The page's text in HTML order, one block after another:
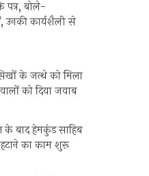
पत्र, बोले-
उनकी कार्यशैली से
के जत्थे को मिला
को दिया जवाब
बाद हेमकुंड साहिब
का काम शुरू